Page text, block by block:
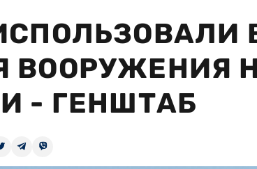
ВООРУЖЕНИЯ
- ГЕНШТАБ